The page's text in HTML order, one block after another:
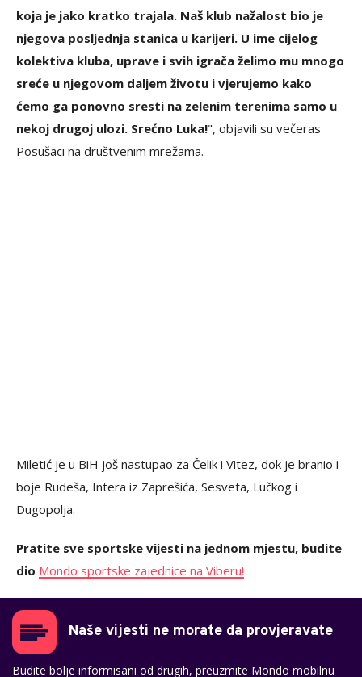
koja je jako kratko trajala. Naš klub nažalost bio je
njegova posljednja stanica u karijeri. U ime cijelog
kolektiva kluba, uprave i svih igrača želimo mu mnogo
sreće u njegovom daljem životu i vjerujemo kako
ćemo ga ponovno sresti na zelenim terenima samo u
nekoj drugoj ulozi. Srećno Luka!", objavili su večeras
Posušaci na društvenim mrežama.
Miletić je u BiH još nastupao za Čelik i Vitez, dok je branio i
boje Rudeša, Intera iz Zaprešića, Sesveta, Lučkog i
Dugopolja.
Pratite sve sportske vijesti na jednom mjestu, budite
dio Mondo sportske zajednice na Viberu!
Naše vijesti ne morate da provjeravate
Budite bolje informisani od drugih, preuzmite Mondo mobilnu